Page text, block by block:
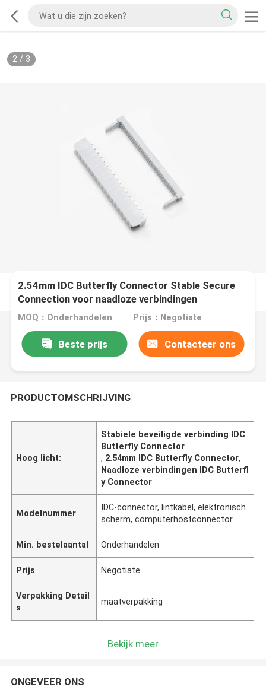
2/ 3
2.54mm IDC Butterfly Connector Stable Secure
Connection voor naadloze verbindingen
MOQ：Onderhandelen Prijs：Negotiate
Beste prijs Contacteer ons
PRODUCTOMSCHRIJVING
Hoog licht:
Stabiele beveiligde verbinding IDC
Butterfly Connector
, 2.54mm IDC Butterfly Connector,
Naadloze verbindingen IDC Butterfl
y Connector
Modelnummer
IDC-connector, lintkabel, elektronisch
scherm, computerhostconnector
Min. bestelaantal Onderhandelen
Prijs Negotiate
Verpakking Detail
s
maatverpakking
Bekijk meer
ONGEVEER ONS